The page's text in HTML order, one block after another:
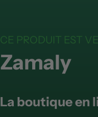
CE PRODUIT EST
Zamaly
La boutique en